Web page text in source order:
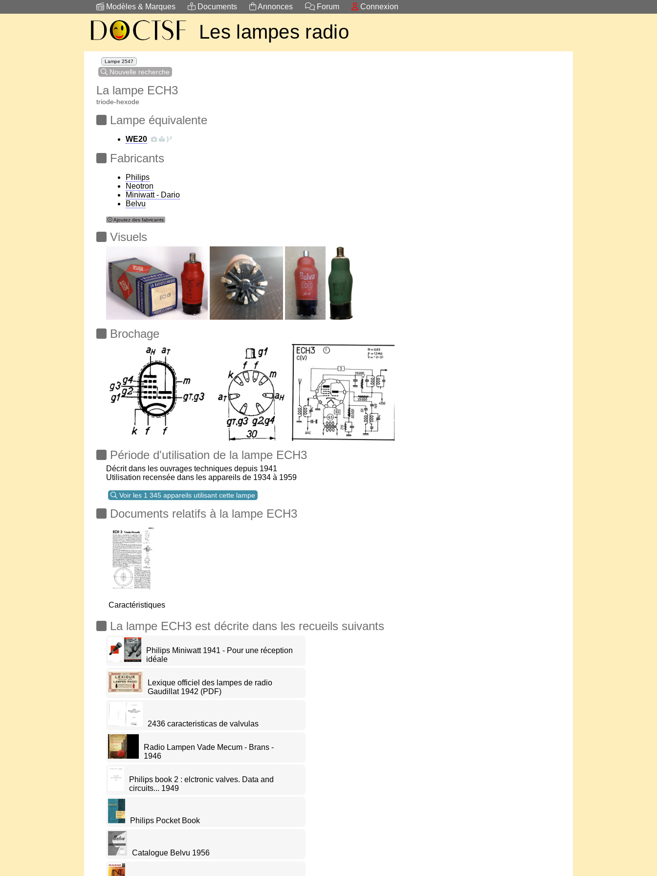
Modèles & Marques Documents Annonces Forum Connexion
Les lampes radio
Lampe 2547
Nouvelle recherche
La lampe ECH3
triode-hexode
Lampe équivalente
WE20
Fabricants
Philips
Neotron
Miniwatt - Dario
Belvu
Ajoutez des fabricants
Visuels
Brochage
Période d'utilisation de la lampe ECH3
Décrit dans les ouvrages techniques depuis 1941
Utilisation recensée dans les appareils de 1934 à 1959
Voir les 1 345 appareils utilisant cette lampe
Documents relatifs à la lampe ECH3
Caractéristiques
La lampe ECH3 est décrite dans les recueils suivants
Philips Miniwatt 1941 - Pour une réception
idéale
Lexique officiel des lampes de radio
Gaudillat 1942 (PDF)
2436 caracteristicas de valvulas
Radio Lampen Vade Mecum - Brans -
1946
Philips book 2 : elctronic valves. Data and
circuits... 1949
Philips Pocket Book
Catalogue Belvu 1956